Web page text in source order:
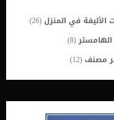
الأليفة في المنزل(26)
الهامستر(8)
مصنف(12)